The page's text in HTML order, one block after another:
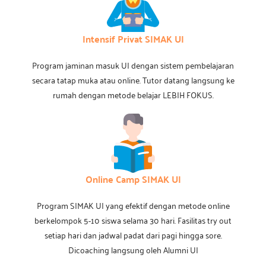
Intensif Privat SIMAK UI
Program jaminan masuk UI dengan sistem pembelajaran
secara tatap muka atau online. Tutor datang langsung ke
rumah dengan metode belajar LEBIH FOKUS.
Online Camp SIMAK UI
Program SIMAK UI yang efektif dengan metode online
berkelompok 5-10 siswa selama 30 hari. Fasilitas try out
setiap hari dan jadwal padat dari pagi hingga sore.
Dicoaching langsung oleh Alumni UI